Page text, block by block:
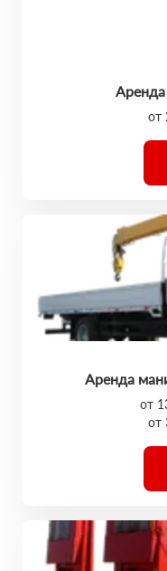
от
Аренда
от
от